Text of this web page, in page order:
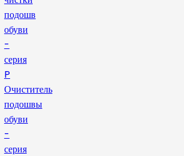
подошв
обуви
-
серия
P
Очиститель
подошвы
обуви
-
серия